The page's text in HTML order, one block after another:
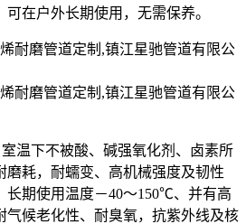
在户外长期使用，无需保养。
温下不被酸、碱强氧化剂、卤素所
磨耗，耐蠕变、高机械强度及韧性
长期使用温度－40～150℃、并有高
气候老化性、耐臭氧，抗紫外线及核